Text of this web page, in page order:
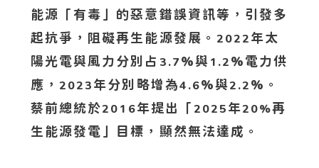
能源「有毒」的惡意錯誤資訊等，引發多
起抗爭，阻礙再生能源發展。 2022 年太
陽光電與風力分別占 3.7%與 1.2 %電力供
應，2023 年分別略增為4.6%與2.2 %。
蔡前總統於2016年提出「 2025 年20%再
生能源發電」目標，顯然無法達成。